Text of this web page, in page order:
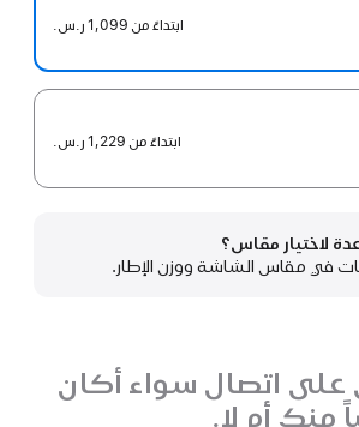
ابتداءً من 1,099 ر.س.‏
ابتداءً من 1,229 ر.س.‏
لاختيار مقاس؟
في مقاس الشاشة ووزن الإطار.
على اتصال سواء أكان
منك أم لا.